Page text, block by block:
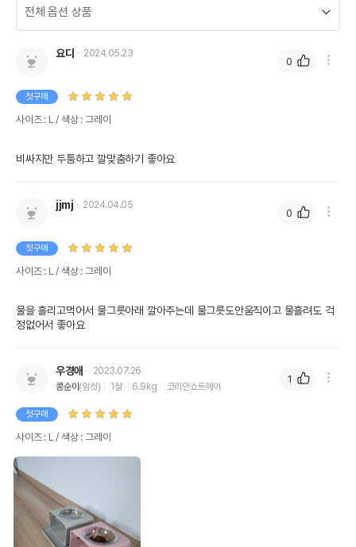
요다 2024.05.23
첫구매
사이즈 : L / 색상 : 그레이
비싸지만 두툼하고 깔맞춤하기 좋아요
0
jjmj 2024.04.05
첫구매
사이즈 : L / 색상 : 그레이
물을 흘리고먹어서 물그릇아래 깔아주는데 물그릇도안움직이고 물흘려도 걱
정없어서 좋아요
0
우경애
2023.07.26
콩순이 (암컷) 1살 6.9kg 코리안쇼트헤어
첫구매
사이즈 : L / 색상 : 그레이
1